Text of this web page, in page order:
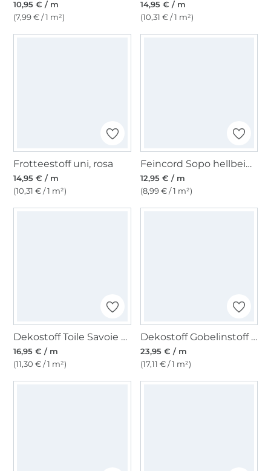
10,95 € / m
(7,99 € / 1 m²)
14,95 € / m
(10,31 € / 1 m²)
Frotteestoff uni, rosa
14,95 € / m
(10,31 € / 1 m²)
Feincord Sopo hellbeige
12,95 € / m
(8,99 € / 1 m²)
Dekostoff Toile Savoie Hagebutte, hellbeige
16,95 € / m
(11,30 € / 1 m²)
Dekostoff Gobelinstoff Pfauenwiese, petrol
23,95 € / m
(17,11 € / 1 m²)